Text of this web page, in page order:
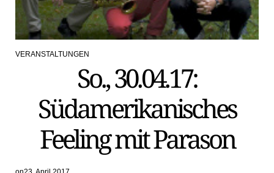
POSTED
VERANSTALTUNGEN
So., 30.04.17:
Südamerikanisches
Feeling mit Parason